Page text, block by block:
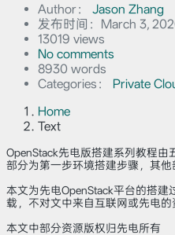
Author：
Jason Zhang
发布时间： March 3,
13019 views
No comments
8930 words
Categories：
Private
Home
Text
OpenStack先电版搭建系列教程由
部分为第一步环境搭建步骤，其
本文为先电OpenStack平台的搭
载，不对文中来自互联网或先电
本文中部分资源版权归先电所有